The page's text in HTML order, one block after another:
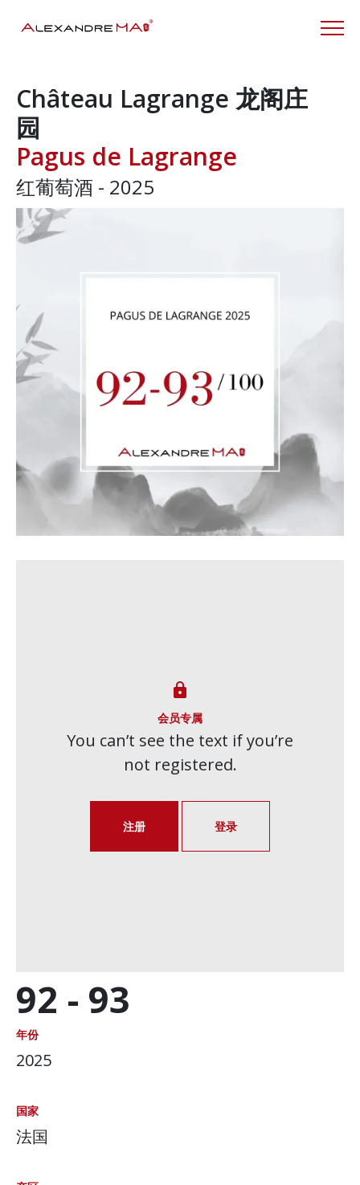
92 - 93
年份
2025
国家
法国
Château Lagrange 龙阁庄
园
Pagus de Lagrange
红葡萄酒 - 2025

会员专属
You can’t see the text if you’re
not registered.
注册 登录